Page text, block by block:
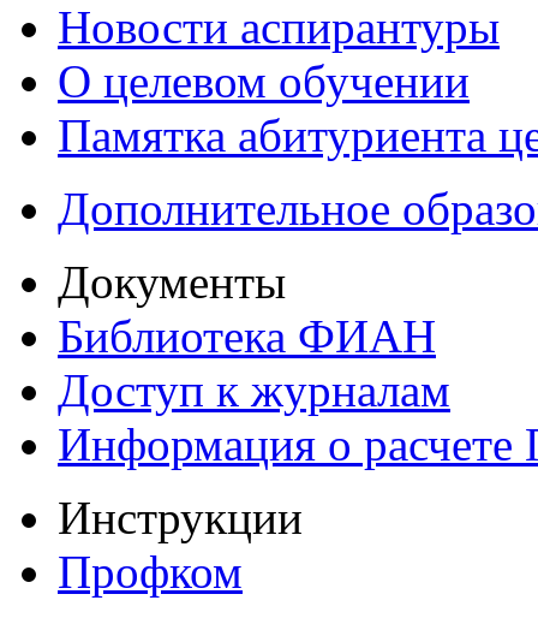
Новости аспирантуры
О целевом обучении
Памятка абитуриента
Дополнительное
Документы
Библиотека ФИАН
Доступ к журналам
Информация о
Инструкции
Профком